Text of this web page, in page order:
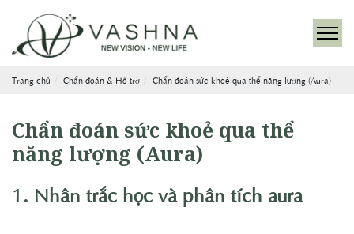
Trang chủ Chẩn đoán & Hỗ trợ Chẩn đoán sức khoẻ qua thể năng lượng (Aura)
Chẩn đoán sức khoẻ qua thể
năng lượng (Aura)
1. Nhân trắc học và phân tích aura